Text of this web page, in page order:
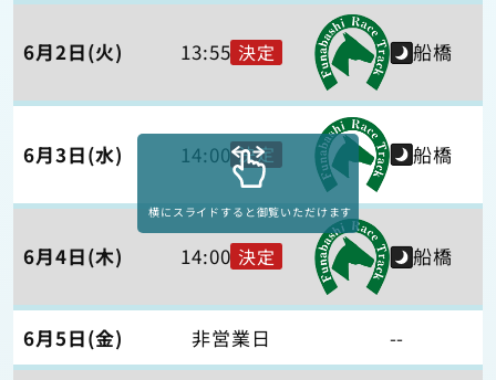
6月2日(火) 13:55 決定 船橋
6月3日(水) 14:00 決定 船橋
6月4日(木) 14:00 決定 船橋
6月5日(金) 非営業日 --
横にスライドすると御覧いただけます